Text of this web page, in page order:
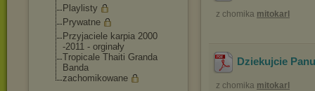
Playlisty
Prywatne
Przyjaciele karpia 2000
-2011 - orginały
Tropicale Thaiti Granda
Banda
zachomikowane
z chomika mitokarl
Dziekujcie
z chomika mitokarl